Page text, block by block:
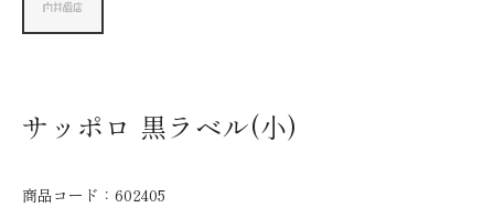
サッポロ 黒ラベル(小)
商品コード： 602405